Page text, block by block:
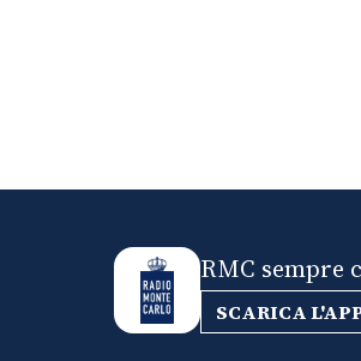
RMC sempre
SCARICA